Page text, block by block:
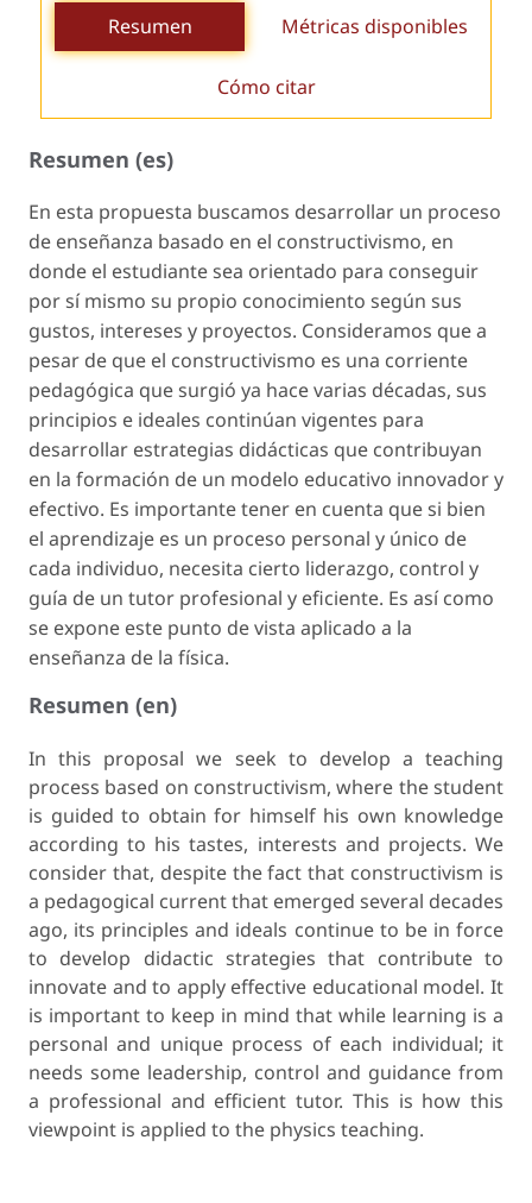
Resumen Métricas disponibles
Cómo citar
Resumen (es)
En esta propuesta buscamos desarrollar un proceso
de enseñanza basado en el constructivismo, en
donde el estudiante sea orientado para conseguir
por sí mismo su propio conocimiento según sus
gustos, intereses y proyectos. Consideramos que a
pesar de que el constructivismo es una corriente
pedagógica que surgió ya hace varias décadas, sus
principios e ideales continúan vigentes para
desarrollar estrategias didácticas que contribuyan
en la formación de un modelo educativo innovador y
efectivo. Es importante tener en cuenta que si bien
el aprendizaje es un proceso personal y único de
cada individuo, necesita cierto liderazgo, control y
guía de un tutor profesional y eficiente. Es así como
se expone este punto de vista aplicado a la
enseñanza de la física.
Resumen (en)
In this proposal we seek to develop a teaching
process based on constructivism, where the student
is guided to obtain for himself his own knowledge
according to his tastes, interests and projects. We
consider that, despite the fact that constructivism is
a pedagogical current that emerged several decades
ago, its principles and ideals continue to be in force
to develop didactic strategies that contribute to
innovate and to apply effective educational model. It
is important to keep in mind that while learning is a
personal and unique process of each individual; it
needs some leadership, control and guidance from
a professional and efficient tutor. This is how this
viewpoint is applied to the physics teaching.